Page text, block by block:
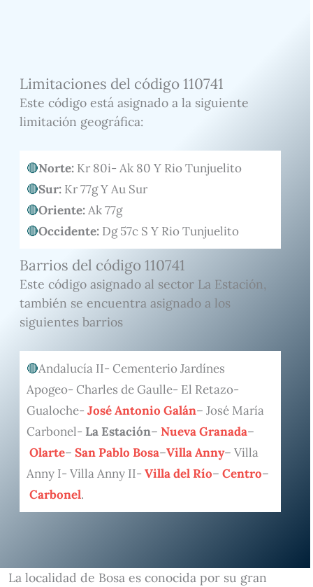
Limitaciones del código 110741
Este código está asignado a la siguiente
limitación geográfica:
Norte:Kr 80i- Ak 80 Y Rio Tunjuelito
Sur: Kr 77g Y Au Sur
Oriente:Ak 77g
Occidente:Dg 57c S Y Rio Tunjuelito
Barrios del código 110741
Este código asignado al sector La Estación,
también se encuentra asignado a los
siguientes barrios
Andalucía II- Cementerio Jardínes
Apogeo- Charles de Gaulle- El Retazo-
Gualoche- José Antonio Galán– José María
Carbonel- La Estación– Nueva Granada–
Olarte– San Pablo Bosa–Villa Anny– Villa
Anny I- Villa Anny II- Villa del Río– Centro–
Carbonel.
La localidad de Bosa es conocida por su gran